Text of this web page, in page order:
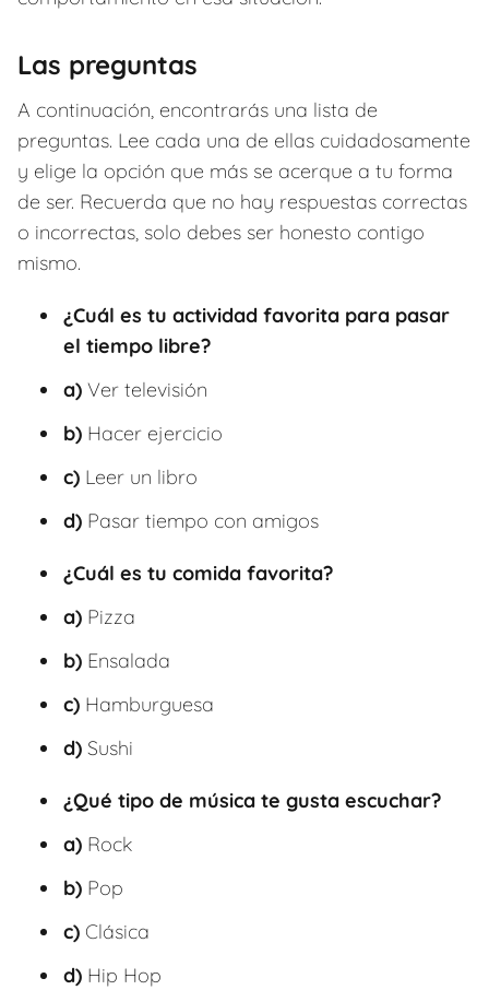
Las preguntas
A continuación, encontrarás una lista de
preguntas. Lee cada una de ellas cuidadosamente
y elige la opción que más se acerque a tu forma
de ser. Recuerda que no hay respuestas correctas
o incorrectas, solo debes ser honesto contigo
mismo.
¿Cuál es tu actividad favorita para pasar
el tiempo libre?
a) Ver televisión
b) Hacer ejercicio
c) Leer un libro
d) Pasar tiempo con amigos
¿Cuál es tu comida favorita?
a) Pizza
b) Ensalada
c) Hamburguesa
d) Sushi
¿Qué tipo de música te gusta escuchar?
a) Rock
b) Pop
c) Clásica
d) Hip Hop